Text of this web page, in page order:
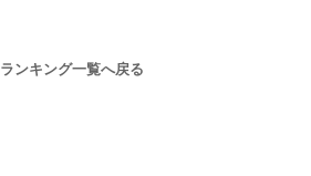
ランキング一覧へ戻る